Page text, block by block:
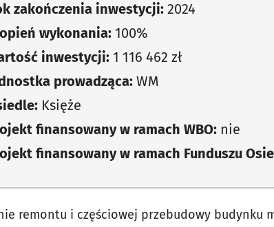
zakończenia inwestycji: 2024
wykonania: 100%
inwestycji: 1 116 462 zł
prowadząca: WM
Księże
finansowany w ramach WBO: nie
finansowany w ramach Funduszu
remontu i częściowej przebudowy budynku